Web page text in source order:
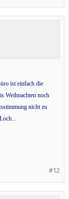
ist einfach die
Weihnachten noch
nicht zu
#12